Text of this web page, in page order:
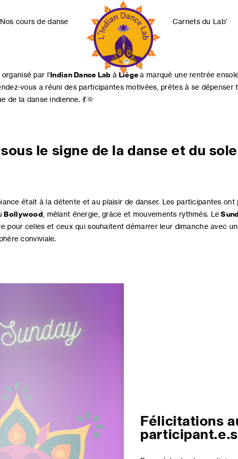
Nos cours de danse
Dance
Lab
Carnets du Lab’
organisé par l’Indian Dance Lab à Liègea marqué une rentrée
vous a réuni des participantes motivées, prêtes à se
de la danse indienne. 💃🌞
le signe de la danse et du
était à la détente et au plaisir de danser. Les participantes ont
Bollywood , mêlant énergie, grâce et mouvements rythmés. Le
pour celles et ceux qui souhaitent démarrer leur dimanche avec
conviviale.
Félicitations